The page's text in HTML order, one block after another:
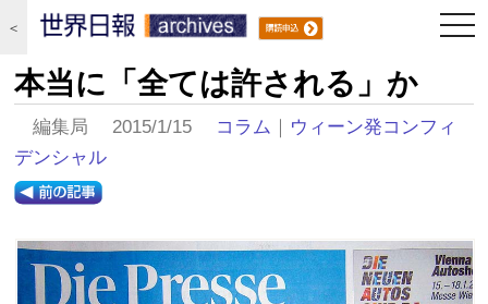
＜
本当に「全ては許される」か
編集局 2015/1/15 コラム ｜ ウィーン発コンフィ
デンシャル